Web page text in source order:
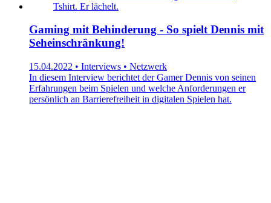
Gaming mit Behinderung - So spielt Dennis mit
Seheinschränkung!
15.04.2022 • Interviews • Netzwerk
In diesem Interview berichtet der Gamer Dennis von seinen
Erfahrungen beim Spielen und welche Anforderungen er
persönlich an Barrierefreiheit in digitalen Spielen hat.